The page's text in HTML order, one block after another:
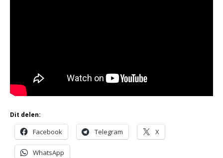
Dit delen:
Facebook Telegram X
WhatsApp